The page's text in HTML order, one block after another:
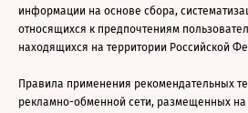
информации на основе сбора,
относящихся к предпочтениям
находящихся на территории Российской
Правила применения рекомендательных
рекламно-обменной сети, размещенных на